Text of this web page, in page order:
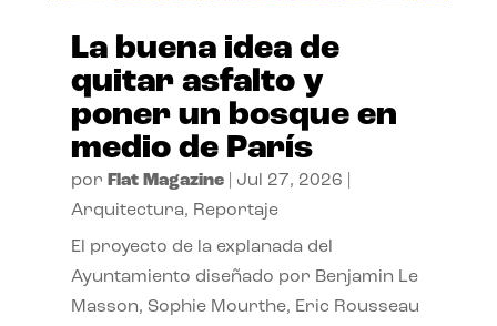
La buena idea de
quitar asfalto y
poner un bosque en
medio de París
por Flat Magazine| Jul 27, 2026
Arquitectura, Reportaje
El proyecto de la explanada del
Ayuntamiento diseñado por Benjamin Le
Masson, Sophie Mourthe, Eric Rousseau